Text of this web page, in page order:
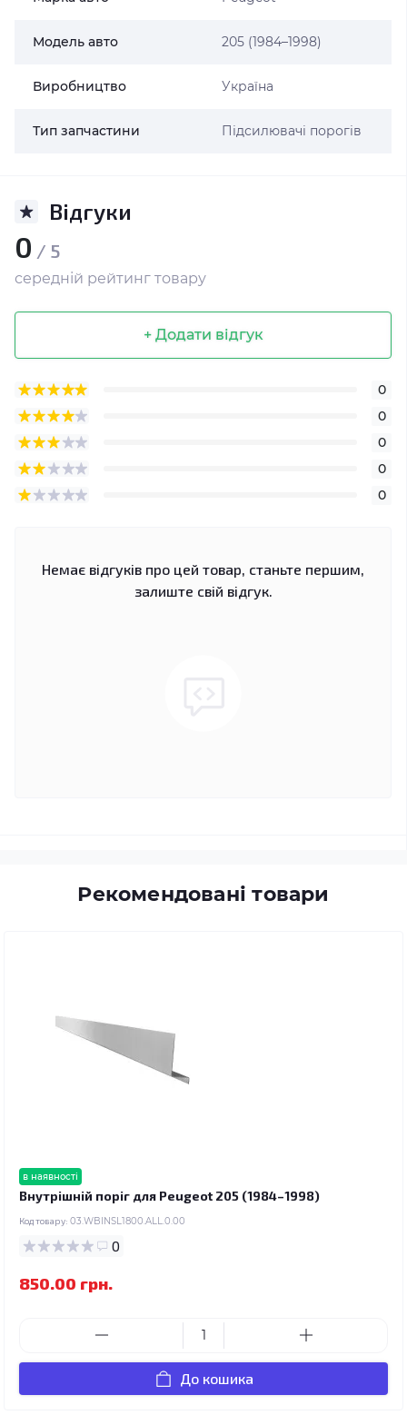
Модель авто 205 (1984–1998)
Виробництво Україна
Тип запчастини Підсилювачі порогів
Відгуки
0 / 5
середній рейтинг товару
+ Додати відгук
0
0
0
0
0
Немає відгуків про цей товар, станьте першим,
залиште свій відгук.
Рекомендовані товари
в наявності
Внутрішній поріг для Peugeot 205 (1984–1998)
Код товару: 03.WBINSL1800.ALL.0.00
0
850.00 грн.
До кошика